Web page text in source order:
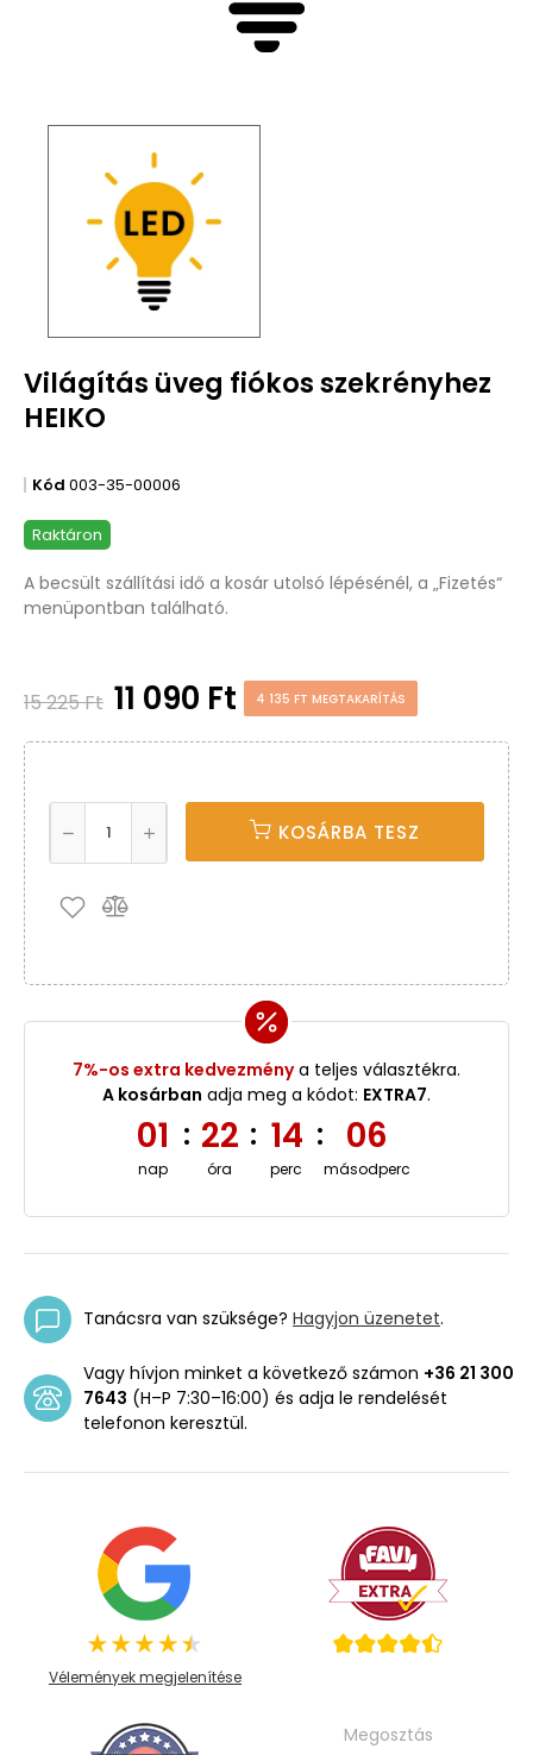
Világítás üveg fiókos szekrényhez
HEIKO
Kód 003-35-00006
Raktáron
A becsült szállítási idő a kosár utolsó lépésénél, a „Fizetés“
menüpontban található.
15 225 Ft 11 090 Ft 4 135 FT MEGTAKARÍTÁS
KOSÁRBA TESZ
7%-os extra kedvezménya teljes választékra.
A kosárban adja meg a kódot: EXTRA7.
01
nap
: 22
óra
: 14
perc
: 06
másodperc
Tanácsra van szüksége? Hagyjon üzenetet.
Vagy hívjon minket a következő számon +36 21 300
7643 (H–P 7:30–16:00) és adja le rendelését
telefonon keresztül.
Vélemények megjelenítése
Megosztás